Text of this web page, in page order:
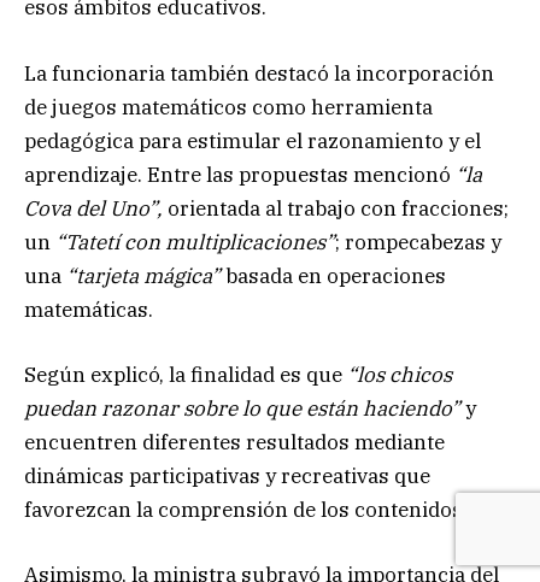
esos ámbitos educativos.
La funcionaria también destacó la incorporación
de juegos matemáticos como herramienta
pedagógica para estimular el razonamiento y el
aprendizaje. Entre las propuestas mencionó “la
Cova del Uno”, orientada al trabajo con fracciones;
un “Tatetí con multiplicaciones”; rompecabezas y
una “tarjeta mágica”basada en operaciones
matemáticas.
Según explicó, la finalidad es que “los chicos
puedan razonar sobre lo que están haciendo”y
encuentren diferentes resultados mediante
dinámicas participativas y recreativas que
favorezcan la comprensión de los contenidos.
Asimismo, la ministra subrayó la importancia del